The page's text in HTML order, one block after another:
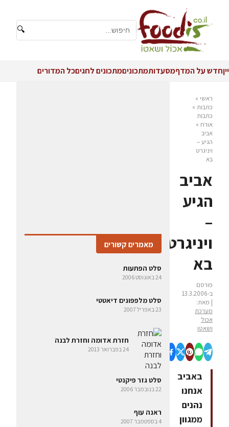
🔍
ייןחדש על המדףמסעדותמתכוניםמתכונים לחגיםכל המדורים
ראשי »
כתבות »
כתבות
אורח »
אביב
הגיע –
ויניגרט
בא
אביב
הגיע
–
ויניגרט
בא
פורסם
ב-13.3.2006
| מאת:
מערכת
אכול
ושאטו
באביב
אנחנו
נהנים
ממגוון
מאמרים קשורים
סלט הפתעות
24 באוגוסט 2006
סלט מלפפונים דיאטטי
23 באפריל 2007
חזרת אדומה וחזרת לבנה
24 בפברואר 2013
סלט גזר פיקנטי
22 בנובמבר 2006
ראנה עוף
4 בספטמבר 2007